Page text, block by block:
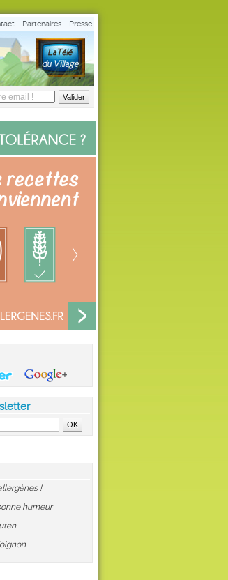
- Partenaires - Presse
!
humeur